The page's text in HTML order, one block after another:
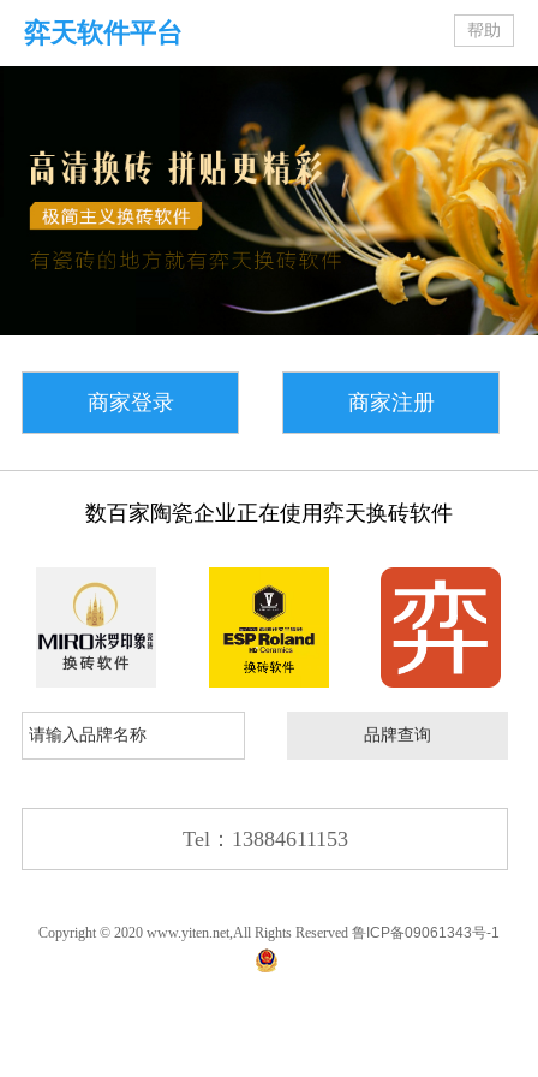
弈天软件平台 帮助
商家登录 商家注册
数百家陶瓷企业正在使用弈天换砖软件
Tel：13884611153
Copyright © 2020 www.yiten.net,All Rights Reserved 鲁ICP备09061343号-1